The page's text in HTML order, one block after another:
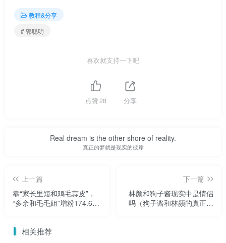
真的是靠实力才得到今天的郭聪明。
1998年郭聪明出生于内蒙古包头郭聪明。其实在郭聪明
诞生之前，郭爸爸和就对郭聪明想了很久。生存还是毁灭，
在父母或直系亲属有病史的情况下，孩子发生的概率高
达60% 郭聪明。所以关于郭聪明的未来，郭爸爸和纠结了很
聪明。
教程&分享
# 郭聪明
喜欢就支持一下吧
点赞28 分享
Real dream is the other shore of reality.
真正的梦就是现实的彼岸
上一篇
靠“家长里短和鸡毛蒜皮”，
“多余和毛毛姐”增粉174.6万
下一篇
林颜和狗子酱现实中是情侣
吗（狗子酱和林颜的真正关
相关推荐